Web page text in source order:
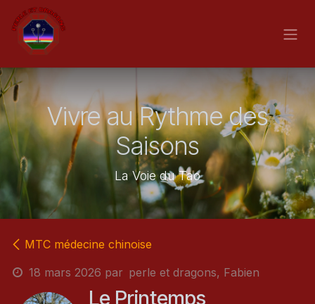
Se rendre au contenu
Vivre au Rythme des
Saisons
La Voie du Tao
MTC médecine chinoise
18 mars 2026 par perle et dragons, Fabien
Le Printemps